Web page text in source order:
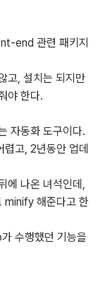
end 관련 패키지
고, 설치는 되지만
야 한다.
자동화 도구이다.
고, 2년동안 업데
나온 녀석인데,
minify 해준다고 한
수행했던 기능을